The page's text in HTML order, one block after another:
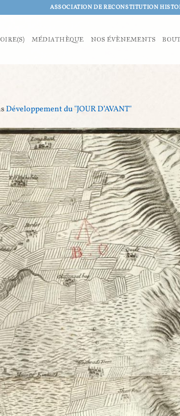
ASSOCIATION DE RECONSTITUTION
MÉDIATHÈQUE NOS ÉVÈNEMENTS
Développement du "JOUR D’AVANT"